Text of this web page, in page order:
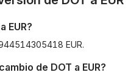
a EUR?
EUR.
de DOT a EUR?